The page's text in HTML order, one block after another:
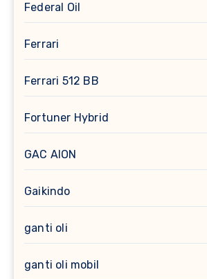
Federal Oil
Ferrari
Ferrari 512 BB
Fortuner Hybrid
GAC AION
Gaikindo
ganti oli
ganti oli mobil